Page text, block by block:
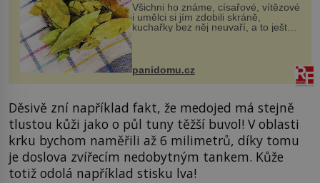
Všichni ho známe, císařové, vítězové
i umělci si jím zdobili skráně,
kuchařky bez něj neuvaří, a to ještě
nevíte, že bobkový list může výrazně
zmírnit některé naše neduhy.
Obsahuje v malém množství ně...
panidomu.cz
Děsivě zní například fakt, že medojed má stejně
tlustou kůži jako o půl tuny těžší buvol! V oblasti
krku bychom naměřili až 6 milimetrů, díky tomu
je doslova zvířecím nedobytným tankem. Kůže
totiž odolá například stisku lva!